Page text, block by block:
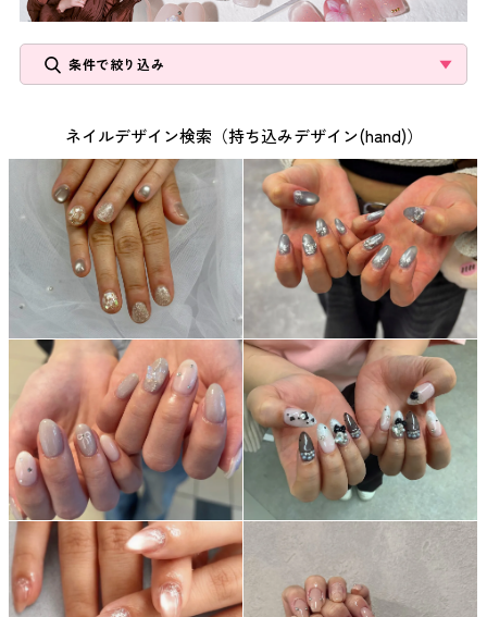
コンセプト
よくあるご質問
ご利用の流れ
取り扱いカラー
ネイル用語
消費者志向自主宣言
新着情報
条件で絞り込み
ネイルデザイン検索（持ち込みデザイン(hand)）